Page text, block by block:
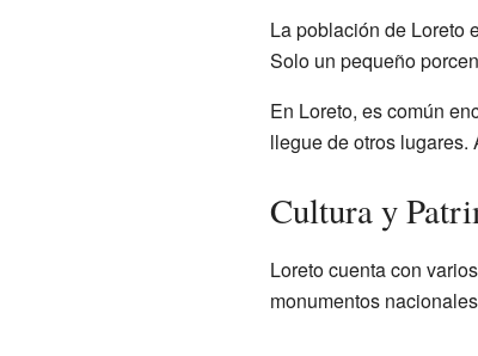
La población de Loreto
Solo un pequeño
En Loreto, es común
llegue de otros
Cultura y
Loreto cuenta con
monumentos